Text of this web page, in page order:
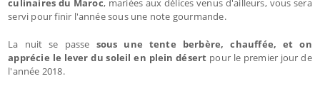
servi pour finir l'année sous une note gourmande.
La nuit se passe sous une tente berbère, chauffée, et on
apprécie le lever du soleil en plein désert pour le premier jour de
l'année 2018.